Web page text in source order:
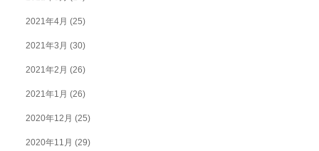
2021年4月 (25)
2021年3月 (30)
2021年2月 (26)
2021年1月 (26)
2020年12月 (25)
2020年11月 (29)